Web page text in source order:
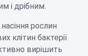
і дрібним.
рослин
клітин бактерії
вирішить